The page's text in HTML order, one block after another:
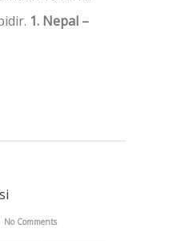
1. Nepal –
No Comments